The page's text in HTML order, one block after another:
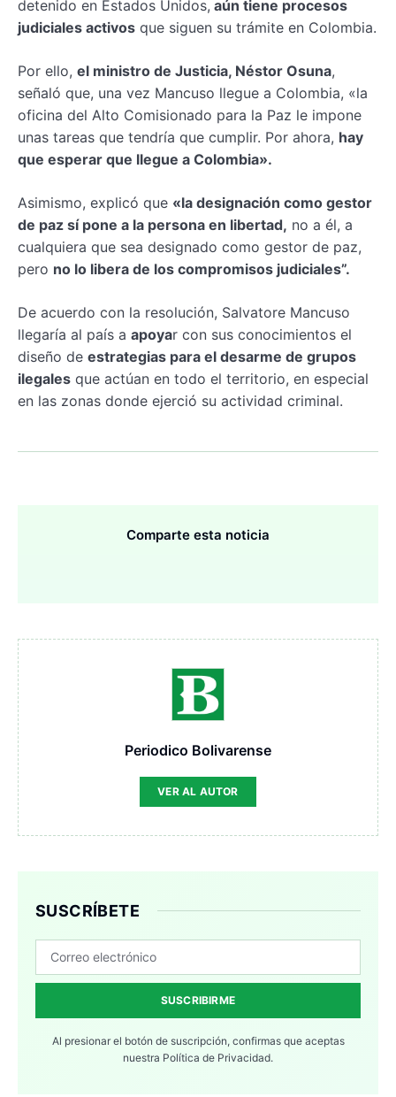
detenido en Estados Unidos, aún tiene procesos
judiciales activos que siguen su trámite en Colombia.
Por ello, el ministro de Justicia, Néstor Osuna,
señaló que, una vez Mancuso llegue a Colombia, «la
oficina del Alto Comisionado para la Paz le impone
unas tareas que tendría que cumplir. Por ahora, hay
que esperar que llegue a Colombia».
Asimismo, explicó que «la designación como gestor
de paz sí pone a la persona en libertad, no a él, a
cualquiera que sea designado como gestor de paz,
pero no lo libera de los compromisos judiciales”.
De acuerdo con la resolución, Salvatore Mancuso
llegaría al país a apoyar con sus conocimientos el
diseño de estrategias para el desarme de grupos
ilegales que actúan en todo el territorio, en especial
en las zonas donde ejerció su actividad criminal.
Comparte esta noticia
Periodico Bolivarense
VER AL AUTOR
SUSCRÍBETE
SUSCRIBIRME
Al presionar el botón de suscripción, confirmas que aceptas
nuestra Política de Privacidad.